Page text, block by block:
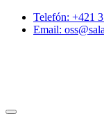
Telefón: +421
Email: